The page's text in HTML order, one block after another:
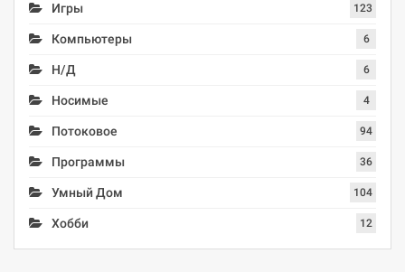
Игры 123
Компьютеры 6
Н/Д 6
Носимые 4
Потоковое 94
Программы 36
Умный Дом 104
Хобби 12